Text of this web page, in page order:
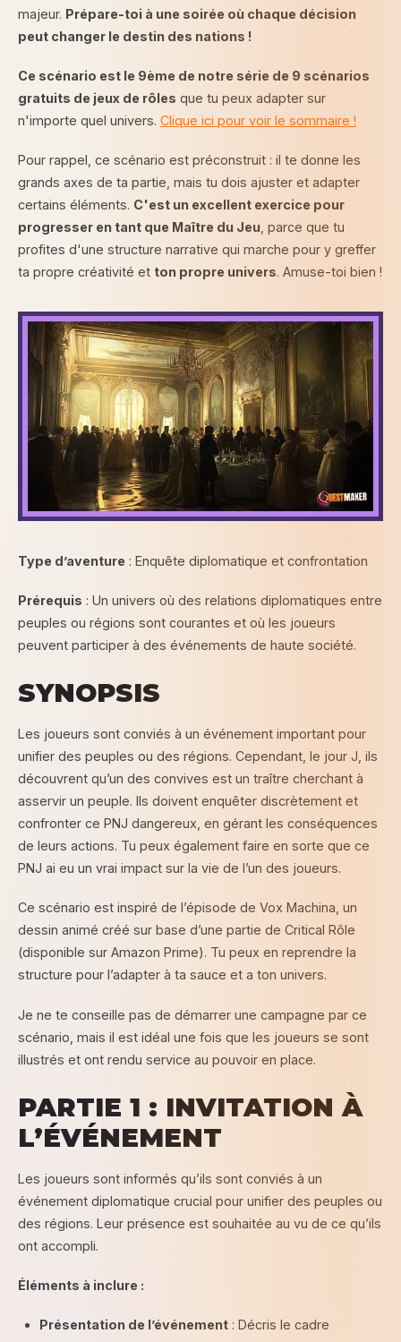
majeur. Prépare-toi à une soirée où chaque décision
peut changer le destin des nations !
Ce scénario est le 9ème de notre série de 9 scénarios
gratuits de jeux de rôles que tu peux adapter sur
n'importe quel univers. Clique ici pour voir le sommaire !
Pour rappel, ce scénario est préconstruit : il te donne les
grands axes de ta partie, mais tu dois ajuster et adapter
certains éléments. C'est un excellent exercice pour
progresser en tant que Maître du Jeu , parce que tu
profites d'une structure narrative qui marche pour y greffer
ta propre créativité et ton propre univers. Amuse-toi bien !
Type d’aventure : Enquête diplomatique et confrontation
Prérequis : Un univers où des relations diplomatiques entre
peuples ou régions sont courantes et où les joueurs
peuvent participer à des événements de haute société.
SYNOPSIS
Les joueurs sont conviés à un événement important pour
unifier des peuples ou des régions. Cependant, le jour J, ils
découvrent qu’un des convives est un traître cherchant à
asservir un peuple. Ils doivent enquêter discrètement et
confronter ce PNJ dangereux, en gérant les conséquences
de leurs actions. Tu peux également faire en sorte que ce
PNJ ai eu un vrai impact sur la vie de l’un des joueurs.
Ce scénario est inspiré de l’épisode de Vox Machina, un
dessin animé créé sur base d’une partie de Critical Rôle
(disponible sur Amazon Prime). Tu peux en reprendre la
structure pour l’adapter à ta sauce et a ton univers.
Je ne te conseille pas de démarrer une campagne par ce
scénario, mais il est idéal une fois que les joueurs se sont
illustrés et ont rendu service au pouvoir en place.
PARTIE 1 : INVITATION À
L’ÉVÉNEMENT
Les joueurs sont informés qu’ils sont conviés à un
événement diplomatique crucial pour unifier des peuples ou
des régions. Leur présence est souhaitée au vu de ce qu’ils
ont accompli.
Éléments à inclure :
Présentation de l’événement : Décris le cadre